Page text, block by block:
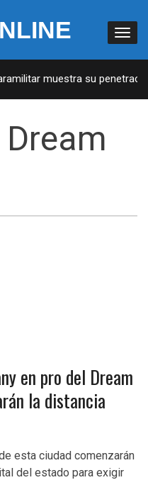
muestra su
en pro del Dream
la distancia
esta ciudad comenzarán
del estado para exigir